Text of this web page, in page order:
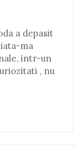
a depasit
ma
intr-un
, nu